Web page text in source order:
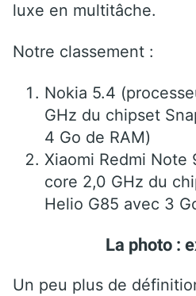
luxe en multitâche.
Notre classement :
Nokia 5.4
GHz du chipset
4 Go de RAM)
Xiaomi Redmi Note
core 2,0 GHz du
Helio G85 avec 3
La photo :
Un peu plus de